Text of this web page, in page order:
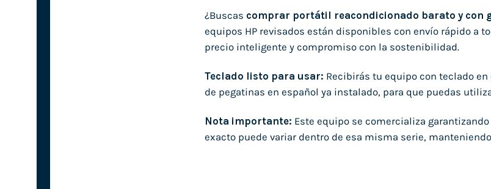
¿Buscas comprar portátil reacondicionado barato y con
equipos HP revisados están disponibles con envío rápido a
precio inteligente y compromiso con la sostenibilidad.
Teclado listo para usar: Recibirás tu equipo con teclado
de pegatinas en español ya instalado, para que puedas
Nota importante: Este equipo se comercializa
exacto puede variar dentro de esa misma serie,